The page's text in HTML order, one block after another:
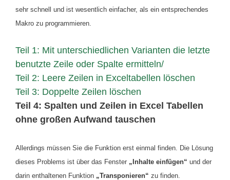
sehr schnell und ist wesentlich einfacher, als ein entsprechendes
Makro zu programmieren.
Teil 1: Mit unterschiedlichen Varianten die letzte
benutzte Zeile oder Spalte ermitteln/
Teil 2: Leere Zeilen in Exceltabellen löschen
Teil 3: Doppelte Zeilen löschen
Teil 4: Spalten und Zeilen in Excel Tabellen
ohne großen Aufwand tauschen
Allerdings müssen Sie die Funktion erst einmal finden. Die Lösung
dieses Problems ist über das Fenster „Inhalte einfügen“ und der
darin enthaltenen Funktion „Transponieren“ zu finden.